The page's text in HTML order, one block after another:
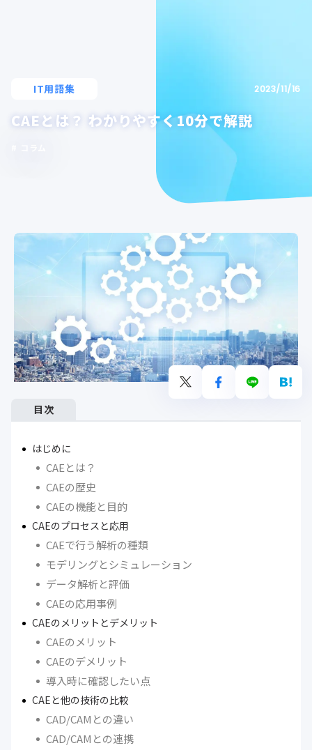
IT用語集 2023/11/16
CAEとは？ わかりやすく10分で解説
目次
はじめに
CAEとは？
CAEの歴史
CAEの機能と目的
CAEのプロセスと応用
CAEで行う解析の種類
モデリングとシミュレーション
データ解析と評価
CAEの応用事例
CAEのメリットとデメリット
CAEのメリット
CAEのデメリット
導入時に確認したい点
CAEと他の技術の比較
CAD/CAMとの違い
CAD/CAMとの連携